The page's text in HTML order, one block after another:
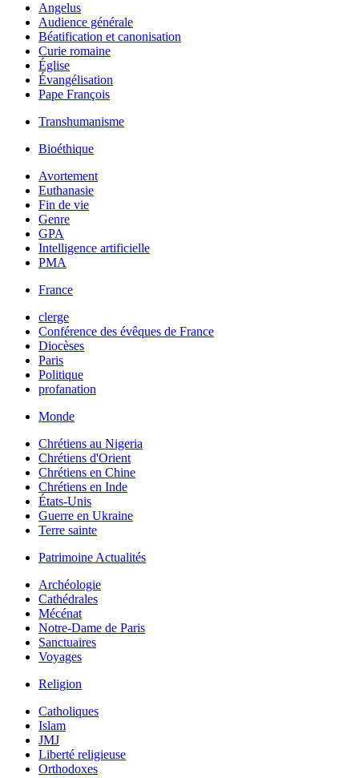
Angelus
Audience générale
Béatification et canonisation
Curie romaine
Église
Évangélisation
Pape François
Transhumanisme
Bioéthique
Avortement
Euthanasie
Fin de vie
Genre
GPA
Intelligence artificielle
PMA
France
clerge
Conférence des évêques de France
Diocèses
Paris
Politique
profanation
Monde
Chrétiens au Nigeria
Chrétiens d'Orient
Chrétiens en Chine
Chrétiens en Inde
États-Unis
Guerre en Ukraine
Terre sainte
Patrimoine Actualités
Archéologie
Cathédrales
Mécénat
Notre-Dame de Paris
Sanctuaires
Voyages
Religion
Catholiques
Islam
JMJ
Liberté religieuse
Orthodoxes